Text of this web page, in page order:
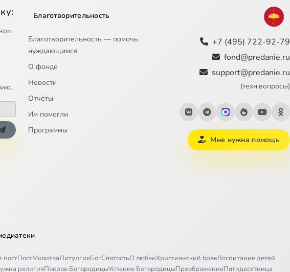
Благотворительность
Благотворительность — помочь
нуждающимся
О фонде
Новости
Отчёты
Им помогли
Программы
+7 (495) 722-92-79
fond@predanie.ru
support@predanie.ru
(техн.вопросы)
Мне нужна помощь
постПостМолитваЛитургияБогСвятостьО любвиХристианский бракВоспитание детей
религияПокров БогородицыУспение БогородицыПреображениеПятидесятница